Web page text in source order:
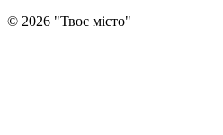
© 2026 "Твоє місто"